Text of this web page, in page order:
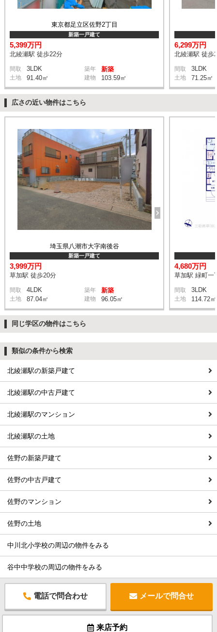
東京都足立区佐野2丁目
新築一戸建て
5,399万円
北綾瀬駅 徒歩22分
間取 3LDK 築年 新築
土地 91.40㎡ 建物 103.59㎡
6,299万円
北綾瀬駅 徒歩
間取 3LDK
土地 71.25㎡
広さの近い物件はこちら
埼玉県八潮市大字南後谷
新築一戸建て
3,999万円
草加駅 徒歩20分
間取 4LDK 築年 新築
土地 87.04㎡ 建物 96.05㎡
4,680万円
草加駅 緑町一
間取 3LDK
土地 114.72㎡
同じ学区の物件はこちら
類似の条件から検索
北綾瀬駅の新築戸建て
北綾瀬駅の中古戸建て
北綾瀬駅のマンション
北綾瀬駅の土地
佐野の新築戸建て
佐野の中古戸建て
佐野のマンション
佐野の土地
中川北小学校の周辺の物件をみる
谷中中学校の周辺の物件をみる
電話で問合わせ メールで問合せ
来店予約